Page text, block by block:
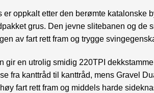
er oppkalt etter den berømte katalonske
grus. Den jevne slitebanen og de
av fart rett fram og trygge
gir en utrolig smidig 220TPI
fra kanttråd til kanttråd, mens Gravel
fart rett fram og middels harde